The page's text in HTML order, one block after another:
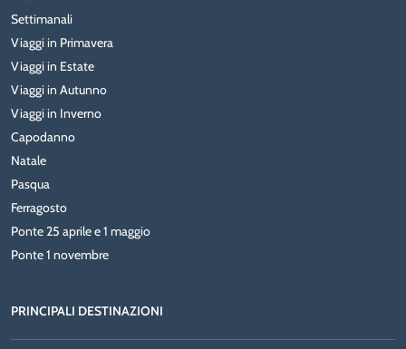
Settimanali
Viaggi in Primavera
Viaggi in Estate
Viaggi in Autunno
Viaggi in Inverno
Capodanno
Natale
Pasqua
Ferragosto
Ponte 25 aprile e 1 maggio
Ponte 1 novembre
PRINCIPALI DESTINAZIONI